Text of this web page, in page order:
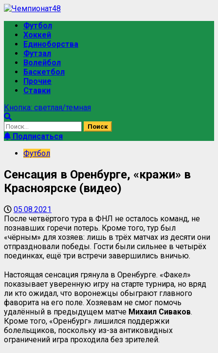
Футбол
Хоккей
Единоборства
Футзал
Волейбол
Баскетбол
Прочие
Ставки
Кнопка: светлая/темная
Подписаться
Футбол
Сенсация в Оренбурге, «кражи» в
Красноярске (видео)
05.08.2021
После четвёртого тура в ФНЛ не осталось команд, не
познавших горечи потерь. Кроме того, тур был
«чёрным» для хозяев: лишь в трёх матчах из десяти они
отпраздновали победы. Гости были сильнее в четырёх
поединках, ещё три встречи завершились вничью.
Настоящая сенсация грянула в Оренбурге. «Факел»
показывает уверенную игру на старте турнира, но вряд
ли кто ожидал, что воронежцы обыграют главного
фаворита на его поле. Хозяевам не смог помочь
удалённый в предыдущем матче Михаил Сиваков.
Кроме того, «Оренбург» лишился поддержки
болельщиков, поскольку из-за антиковидных
ограничений игра проходила без зрителей.